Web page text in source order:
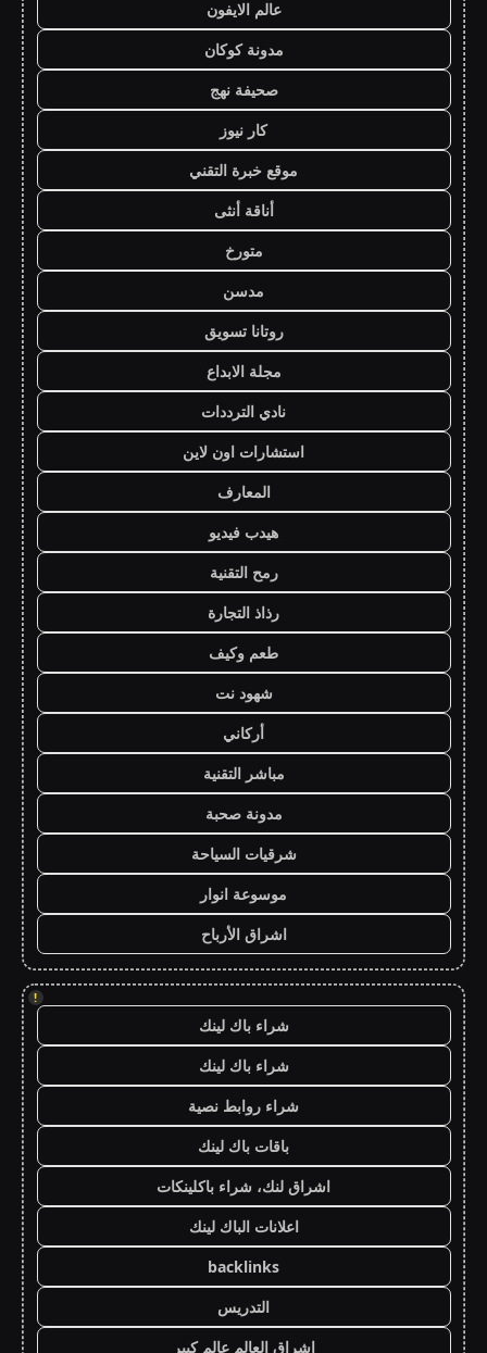
عالم الايفون
مدونة كوكان
صحيفة نهج
كار نيوز
موقع خبرة التقني
أناقة أنثى
متورخ
مدسن
روتانا تسويق
مجلة الابداع
نادي الترددات
استشارات اون لاين
المعارف
هيدب فيديو
رمح التقنية
رذاذ التجارة
طعم وكيف
شهود نت
أركاني
مباشر التقنية
مدونة صحبة
شرقيات السياحة
موسوعة انوار
اشراق الأرباح
!
شراء باك لينك
شراء باك لينك
شراء روابط نصية
باقات باك لينك
اشراق لنك، شراء باكلينكات
اعلانات الباك لينك
backlinks
التدريس
اشراق العالم عالم كبير